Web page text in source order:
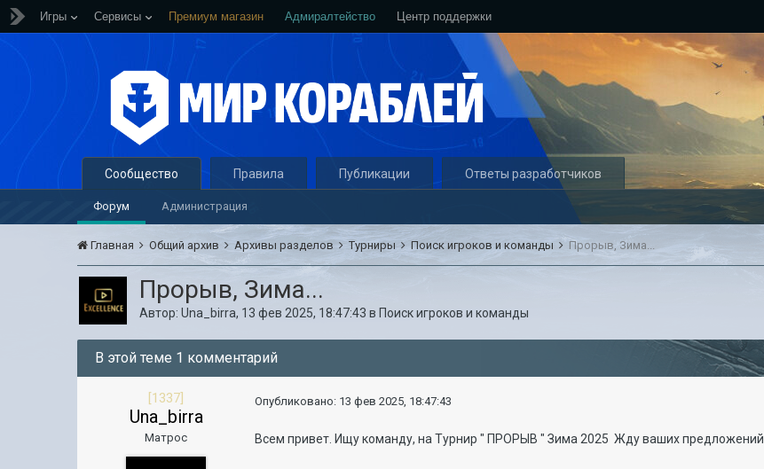
Игры Сервисы Премиум магазин Адмиралтейство Центр поддержки
Сообщество
Форум Администрация
Правила Публикации Ответы разработчиков
Главная Общий архив Архивы разделов Турниры Поиск игроков и команды Прорыв, Зима...
Прорыв, Зима...
Автор:Una_birra, 13 фев 2025, 18:47:43 в Поиск игроков и команды
В этой теме 1 комментарий
[1337]
Una_birra
Матрос
Опубликовано: 13 фев 2025, 18:47:43
Всем привет. Ищу команду, на Турнир " ПРОРЫВ " Зима 2025 Жду ваших предложений..